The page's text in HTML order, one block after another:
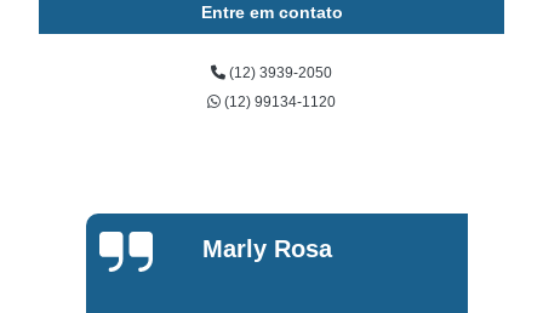
Entre em contato
(12) 3939-2050
(12) 99134-1120
Marly Rosa